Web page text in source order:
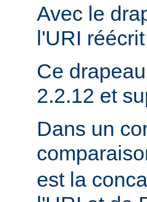
Avec le
l'URI
Ce
2.2.12 et
Dans un
est la